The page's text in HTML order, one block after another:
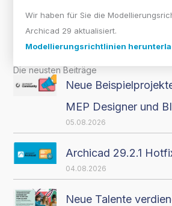
Wir haben für Sie die
Archicad 29 aktualisiert.
Modellierungsrichtlinien
Die neusten Beiträge
Neue
MEP Designer und
05.08.2026
Archicad 29.2.1
04.08.2026
Neue Talente